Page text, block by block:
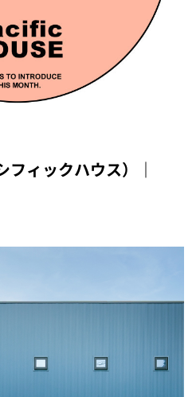
ィックハウス）｜